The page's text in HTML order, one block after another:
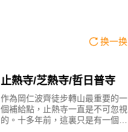
换一换
止熱寺/芝熱寺/哲日普寺
作為岡仁波齊徒步轉山最重要的一
個補給點，止熱寺一直是不可忽視
的。十多年前，這裏只是有一個寺